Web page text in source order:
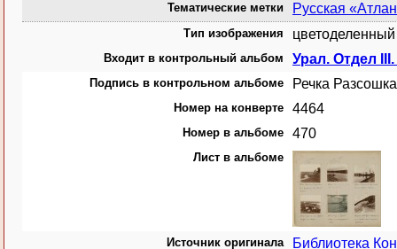
Тематические метки Русская
Тип изображения
Входит в контрольный альбом Урал. Отдел
Подпись в контрольном альбоме Речка
Номер на конверте 4464
Номер в альбоме 470
Лист в альбоме
Источник оригинала Библиотека